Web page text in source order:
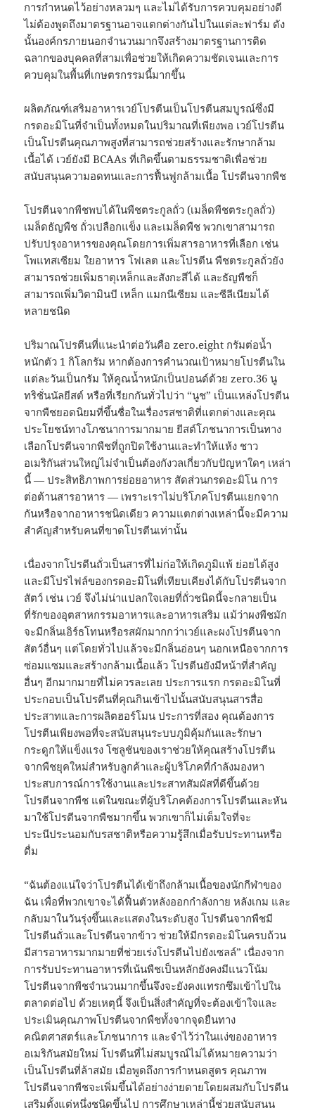
การกำหนดไว้อย่างหลวมๆ และไม่ได้รับการควบคุมอย่างดี
ไม่ต้องพูดถึงมาตรฐานอาจแตกต่างกันไปในแต่ละฟาร์ม ดัง
นั้นองค์กรภายนอกจำนวนมากจึงสร้างมาตรฐานการติด
ฉลากของบุคคลที่สามเพื่อช่วยให้เกิดความชัดเจนและการ
ควบคุมในพื้นที่เกษตรกรรมนี้มากขึ้น
ผลิตภัณฑ์เสริมอาหารเวย์โปรตีนเป็นโปรตีนสมบูรณ์ซึ่งมี
กรดอะมิโนที่จำเป็นทั้งหมดในปริมาณที่เพียงพอ เวย์โปรตีน
เป็นโปรตีนคุณภาพสูงที่สามารถช่วยสร้างและรักษากล้าม
เนื้อได้ เวย์ยังมี BCAAs ที่เกิดขึ้นตามธรรมชาติเพื่อช่วย
สนับสนุนความอดทนและการฟื้นฟูกล้ามเนื้อ โปรตีนจากพืช
โปรตีนจากพืชพบได้ในพืชตระกูลถั่ว (เมล็ดพืชตระกูลถั่ว)
เมล็ดธัญพืช ถั่วเปลือกแข็ง และเมล็ดพืช พวกเขาสามารถ
ปรับปรุงอาหารของคุณโดยการเพิ่มสารอาหารที่เลือก เช่น
โพแทสเซียม ใยอาหาร โฟเลต และโปรตีน พืชตระกูลถั่วยัง
สามารถช่วยเพิ่มธาตุเหล็กและสังกะสีได้ และธัญพืชก็
สามารถเพิ่มวิตามินบี เหล็ก แมกนีเซียม และซีลีเนียมได้
หลายชนิด
ปริมาณโปรตีนที่แนะนำต่อวันคือ zero.eight กรัมต่อน้ำ
หนักตัว 1 กิโลกรัม หากต้องการคำนวณเป้าหมายโปรตีนใน
แต่ละวันเป็นกรัม ให้คูณน้ำหนักเป็นปอนด์ด้วย zero.36 นู
ทริชั่นนัลยีสต์ หรือที่เรียกกันทั่วไปว่า “นูช” เป็นแหล่งโปรตีน
จากพืชยอดนิยมที่ขึ้นชื่อในเรื่องรสชาติที่แตกต่างและคุณ
ประโยชน์ทางโภชนาการมากมาย ยีสต์โภชนาการเป็นทาง
เลือกโปรตีนจากพืชที่ถูกปิดใช้งานและทำให้แห้ง ชาว
อเมริกันส่วนใหญ่ไม่จำเป็นต้องกังวลเกี่ยวกับปัญหาใดๆ เหล่า
นี้ — ประสิทธิภาพการย่อยอาหาร สัดส่วนกรดอะมิโน การ
ต่อต้านสารอาหาร — เพราะเราไม่บริโภคโปรตีนแยกจาก
กันหรือจากอาหารชนิดเดียว ความแตกต่างเหล่านี้จะมีความ
สำคัญสำหรับคนที่ขาดโปรตีนเท่านั้น
เนื่องจากโปรตีนถั่วเป็นสารที่ไม่ก่อให้เกิดภูมิแพ้ ย่อยได้สูง
และมีโปรไฟล์ของกรดอะมิโนที่เทียบเคียงได้กับโปรตีนจาก
สัตว์ เช่น เวย์ จึงไม่น่าแปลกใจเลยที่ถั่วชนิดนี้จะกลายเป็น
ที่รักของอุตสาหกรรมอาหารและอาหารเสริม แม้ว่าผงพืชมัก
จะมีกลิ่นเอิร์ธโทนหรือรสผักมากกว่าเวย์และผงโปรตีนจาก
สัตว์อื่นๆ แต่โดยทั่วไปแล้วจะมีกลิ่นอ่อนๆ นอกเหนือจากการ
ซ่อมแซมและสร้างกล้ามเนื้อแล้ว โปรตีนยังมีหน้าที่สำคัญ
อื่นๆ อีกมากมายที่ไม่ควรละเลย ประการแรก กรดอะมิโนที่
ประกอบเป็นโปรตีนที่คุณกินเข้าไปนั้นสนับสนุนสารสื่อ
ประสาทและการผลิตฮอร์โมน ประการที่สอง คุณต้องการ
โปรตีนเพียงพอที่จะสนับสนุนระบบภูมิคุ้มกันและรักษา
กระดูกให้แข็งแรง โซลูชันของเราช่วยให้คุณสร้างโปรตีน
จากพืชยุคใหม่สำหรับลูกค้าและผู้บริโภคที่กำลังมองหา
ประสบการณ์การใช้งานและประสาทสัมผัสที่ดีขึ้นด้วย
โปรตีนจากพืช แต่ในขณะที่ผู้บริโภคต้องการโปรตีนและหัน
มาใช้โปรตีนจากพืชมากขึ้น พวกเขาก็ไม่เต็มใจที่จะ
ประนีประนอมกับรสชาติหรือความรู้สึกเมื่อรับประทานหรือ
ดื่ม
“ฉันต้องแน่ใจว่าโปรตีนได้เข้าถึงกล้ามเนื้อของนักกีฬาของ
ฉัน เพื่อที่พวกเขาจะได้ฟื้นตัวหลังออกกำลังกาย หลังเกม และ
กลับมาในวันรุ่งขึ้นและแสดงในระดับสูง โปรตีนจากพืชมี
โปรตีนถั่วและโปรตีนจากข้าว ช่วยให้มีกรดอะมิโนครบถ้วน
มีสารอาหารมากมายที่ช่วยเร่งโปรตีนไปยังเซลล์” เนื่องจาก
การรับประทานอาหารที่เน้นพืชเป็นหลักยังคงมีแนวโน้ม
โปรตีนจากพืชจำนวนมากขึ้นจึงจะยังคงแทรกซึมเข้าไปใน
ตลาดต่อไป ด้วยเหตุนี้ จึงเป็นสิ่งสำคัญที่จะต้องเข้าใจและ
ประเมินคุณภาพโปรตีนจากพืชทั้งจากจุดยืนทาง
คณิตศาสตร์และโภชนาการ และจำไว้ว่าในแง่ของอาหาร
อเมริกันสมัยใหม่ โปรตีนที่ไม่สมบูรณ์ไม่ได้หมายความว่า
เป็นโปรตีนที่ล้าสมัย เมื่อพูดถึงการกำหนดสูตร คุณภาพ
โปรตีนจากพืชจะเพิ่มขึ้นได้อย่างง่ายดายโดยผสมกับโปรตีน
เสริมตั้งแต่หนึ่งชนิดขึ้นไป การศึกษาเหล่านี้ช่วยสนับสนุน